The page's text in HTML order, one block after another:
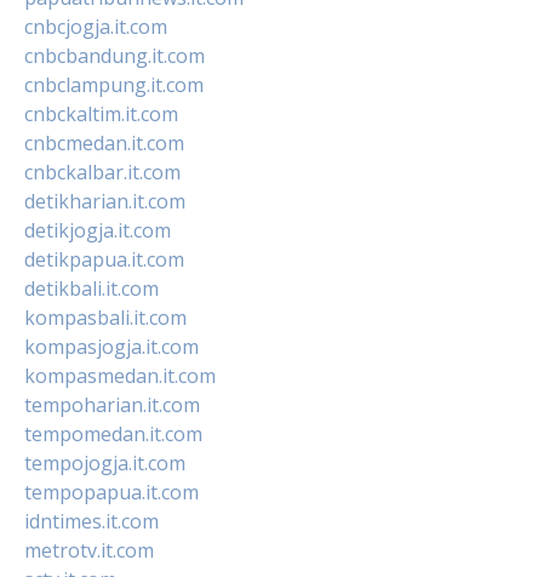
cnbcjogja.it.com
cnbcbandung.it.com
cnbclampung.it.com
cnbckaltim.it.com
cnbcmedan.it.com
cnbckalbar.it.com
detikharian.it.com
detikjogja.it.com
detikpapua.it.com
detikbali.it.com
kompasbali.it.com
kompasjogja.it.com
kompasmedan.it.com
tempoharian.it.com
tempomedan.it.com
tempojogja.it.com
tempopapua.it.com
idntimes.it.com
metrotv.it.com